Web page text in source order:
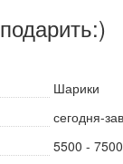
Шарики
сегодня-
5500 -